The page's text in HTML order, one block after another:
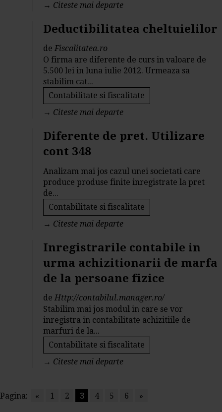
→ Citeste mai departe
Deductibilitatea cheltuielilor
deFiscalitatea.ro
O firma are diferente de curs in valoare de
5.500 lei in luna iulie 2012. Urmeaza sa
stabilim cat...
Contabilitate si fiscalitate
→ Citeste mai departe
Diferente de pret. Utilizare
cont 348
Analizam mai jos cazul unei societati care
produce produse finite inregistrate la pret
de...
Contabilitate si fiscalitate
→ Citeste mai departe
Inregistrarile contabile in
urma achizitionarii de marfa
de la persoane fizice
deHttp://contabilul.manager.ro/
Stabilim mai jos modul in care se vor
inregistra in contabilitate achizitiile de
marfuri de la...
Contabilitate si fiscalitate
→ Citeste mai departe
Pagina: « 1 2 3 4 5 6 »